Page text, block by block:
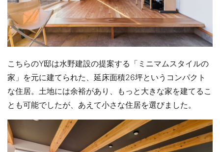
こちらのY邸は水野建設の提案する「ミニマムスタイルの
家」を元に建てられた、延床面積26坪というコンパクト
な住居。土地には余裕があり、もっと大きな家を建てるこ
とも可能でしたが、あえて小さな住居を選びました。